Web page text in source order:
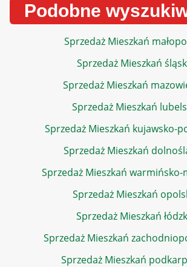
Podobne
Sprzedaż Mieszkań
Sprzedaż Mieszkań
Sprzedaż Mieszkań
Sprzedaż Mieszkań
Sprzedaż Mieszkań kujawsko-
Sprzedaż Mieszkań
Sprzedaż Mieszkań warmińsko-
Sprzedaż Mieszkań
Sprzedaż Mieszkań
Sprzedaż Mieszkań
Sprzedaż Mieszkań